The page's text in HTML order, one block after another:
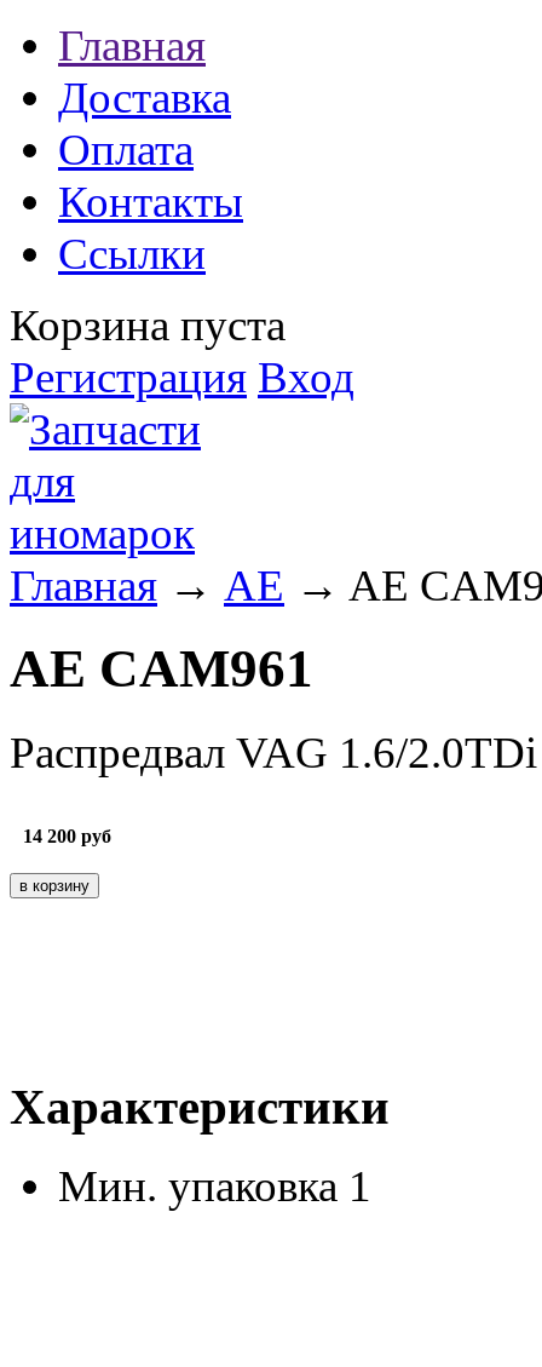
Главная
Доставка
Оплата
Контакты
Ссылки
Корзина пуста
Регистрация Вход
Главная → AE → AE
AE CAM961
Распредвал VAG 1.6/
14 200 руб
Характеристики
Мин. упаковка 1